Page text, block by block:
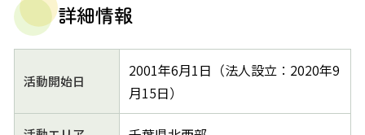
詳細情報
活動開始日
2001年6月1日（法人設立：2020年9
月15日）